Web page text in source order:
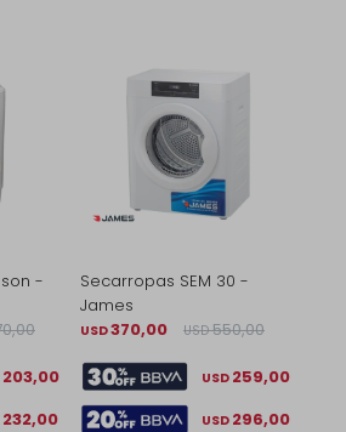
-
203,00
232,00
Secarropas SEM 30 -
James
USD370,00 USD 550,00
USD 259,00
USD 296,00